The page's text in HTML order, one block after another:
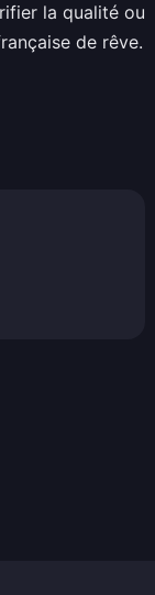
la qualité ou
de rêve.